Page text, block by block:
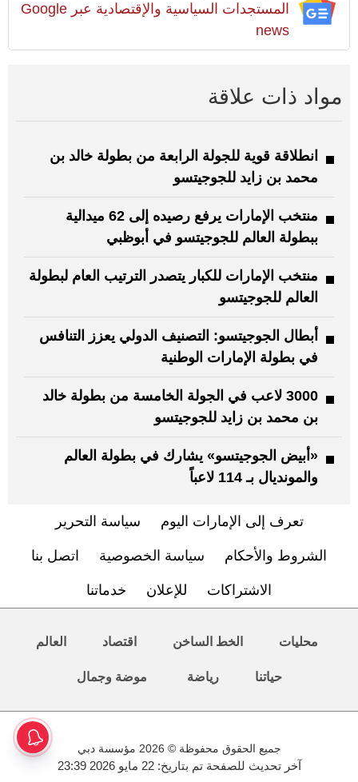
المستجدات السياسية والإقتصادية عبر Google
news
مواد ذات علاقة
انطلاقة قوية للجولة الرابعة من بطولة خالد بن
محمد بن زايد للجوجيتسو
منتخب الإمارات يرفع رصيده إلى 62 ميدالية
ببطولة العالم للجوجيتسو في أبوظبي
منتخب الإمارات للكبار يتصدر الترتيب العام لبطولة
العالم للجوجيتسو
أبطال الجوجيتسو: التصنيف الدولي يعزز التنافس
في بطولة الإمارات الوطنية
3000 لاعب في الجولة الخامسة من بطولة خالد
بن محمد بن زايد للجوجيتسو
«أبيض الجوجيتسو» يشارك في بطولة العالم
والمونديال بـ 114 لاعباً
تعرف إلى الإمارات اليوم سياسة التحرير
الشروط والأحكام سياسة الخصوصية اتصل بنا
الاشتراكات للإعلان خدماتنا
محليات الخط الساخن اقتصاد العالم
حياتنا رياضة موضة وجمال
جميع الحقوق محفوظة © 2026 مؤسسة دبي
آخر تحديث للصفحة تم بتاريخ: 22 مايو 2026 23:39